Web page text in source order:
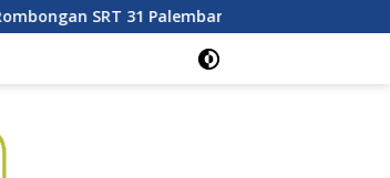
SRT 31 Palembang menuju OKI